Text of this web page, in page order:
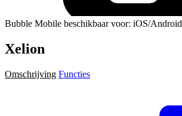
Bubble Mobile beschikbaar voor: iOS/Android
Xelion
Omschrijving Functies